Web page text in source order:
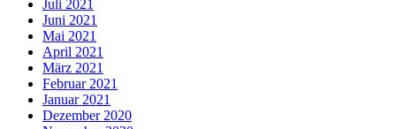
Juli 2021
Juni 2021
Mai 2021
April 2021
März 2021
Februar 2021
Januar 2021
Dezember 2020